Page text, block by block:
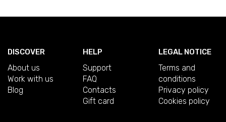
DISCOVER
About us
Work with us
Blog
HELP
Support
FAQ
Contacts
Gift card
LEGAL NOTICE
Terms and
conditions
Privacy policy
Cookies policy